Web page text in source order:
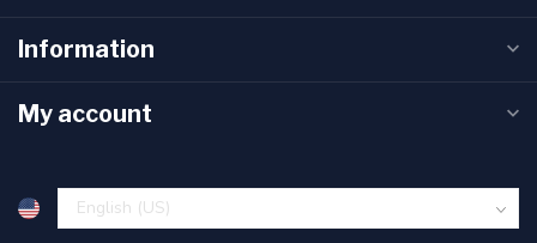
Information
My account